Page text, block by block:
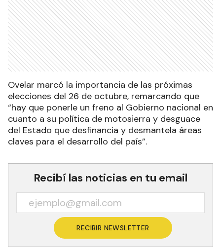
Ovelar marcó la importancia de las próximas
elecciones del 26 de octubre, remarcando que
“hay que ponerle un freno al Gobierno nacional en
cuanto a su política de motosierra y desguace
del Estado que desfinancia y desmantela áreas
claves para el desarrollo del país”.
Recibí las noticias en tu email
RECIBIR NEWSLETTER